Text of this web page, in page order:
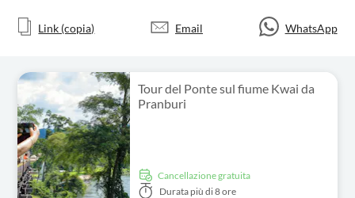
Link (copia) Email WhatsApp
Tour del Ponte sul fiume Kwai da
Pranburi
Cancellazione gratuita
Durata più di 8 ore